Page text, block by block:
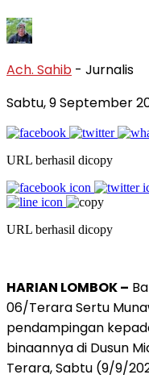
Ach. Sahib - Jurnalis
Sabtu, 9 September
URL berhasil dicopy
URL berhasil dicopy
HARIAN LOMBOK –
06/Terara Sertu
pendampingan
binaannya di Dusun
Terara, Sabtu (9/9/